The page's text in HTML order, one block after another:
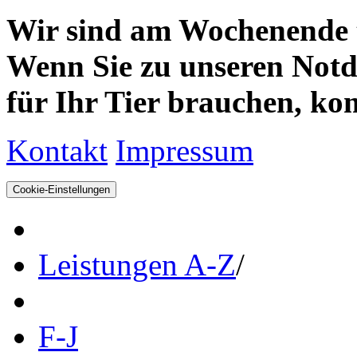
Wir sind am
Wenn Sie zu unseren
für Ihr Tier brauchen,
Kontakt Impressum
Cookie-Einstellungen
Leistungen A-Z/
F-J